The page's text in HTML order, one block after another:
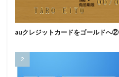
auクレジットカードをゴールドへ②